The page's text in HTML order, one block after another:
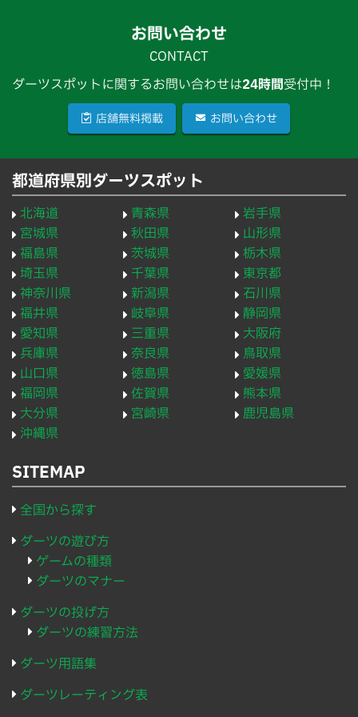
お問い合わせ
CONTACT
ダーツスポットに関するお問い合わせは24時間受付中！
店舗無料掲載 お問い合わせ
都道府県別ダーツスポット
北海道 青森県
岩手県
宮城県
秋田県
山形県
福島県
茨城県
栃木県
埼玉県
千葉県
東京都
神奈川県
新潟県
石川県
福井県
岐阜県
静岡県
愛知県
三重県
大阪府
兵庫県
奈良県
鳥取県
山口県
徳島県
愛媛県
福岡県
佐賀県
熊本県
大分県
宮崎県
鹿児島県
沖縄県
SITEMAP
全国から探す
ダーツの遊び方
ゲームの種類
ダーツのマナー
ダーツの投げ方
ダーツの練習方法
ダーツ用語集
ダーツレーティング表